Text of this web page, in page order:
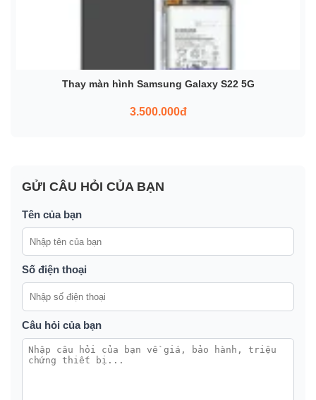
Thay màn hình Samsung Galaxy S22 5G
3.500.000đ
GỬI CÂU HỎI CỦA BẠN
Tên của bạn
Số điện thoại
Câu hỏi của bạn